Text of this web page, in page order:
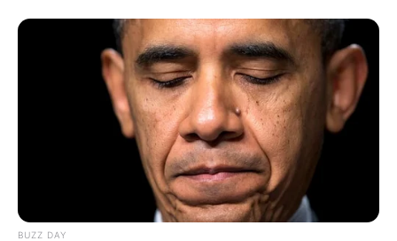
BUZZ DAY